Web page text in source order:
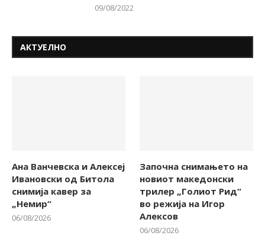
09/08/2022
АКТУЕЛНО
Ана Ванчевска и Алексеј
Ивановски од Битола
снимија кавер за
„Немир“
06/08/2026
Започна снимањето на
новиот македонски
трилер „Голиот Рид“
во режија на Игор
Алексов
06/08/2026